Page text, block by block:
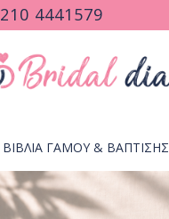
210 4441579
ΒΙΒΛΙΑ ΓΑΜΟΥ & ΒΑΠΤΙΣΗΣ